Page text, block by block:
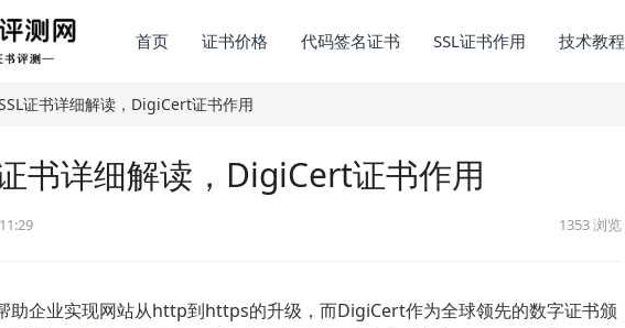
首页 证书价格 代码签名证书 SSL证书作用 技术教程
证书详细解读，DigiCert证书作用
书详细解读，DigiCert证书作用
1353浏览
助企业实现网站从http到https的升级，而DigiCert作为全球领先的数字证书颁